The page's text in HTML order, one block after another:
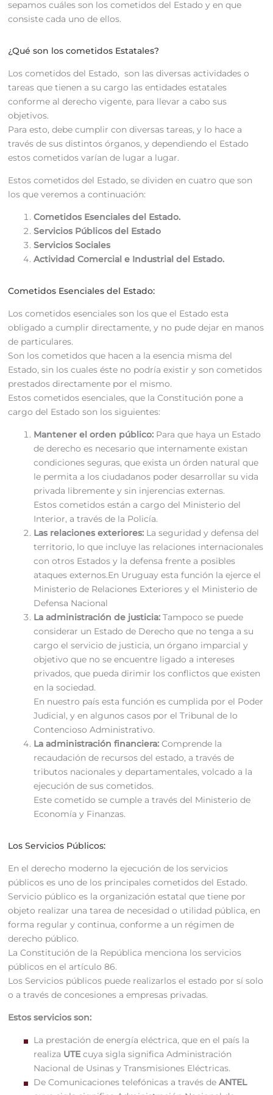
sepamos cuáles son los cometidos del Estado y en que
consiste cada uno de ellos.
¿Qué son los cometidos Estatales?
Los cometidos del Estado, son las diversas actividades o
tareas que tienen a su cargo las entidades estatales
conforme al derecho vigente, para llevar a cabo sus
objetivos.
Para esto, debe cumplir con diversas tareas, y lo hace a
través de sus distintos órganos, y dependiendo el Estado
estos cometidos varían de lugar a lugar.
Estos cometidos del Estado, se dividen en cuatro que son
los que veremos a continuación:
Cometidos Esenciales del Estado.
Servicios Públicos del Estado
Servicios Sociales
Actividad Comercial e Industrial del Estado.
Cometidos Esenciales del Estado:
Los cometidos esenciales son los que el Estado esta
obligado a cumplir directamente, y no pude dejar en manos
de particulares.
Son los cometidos que hacen a la esencia misma del
Estado, sin los cuales éste no podría existir y son cometidos
prestados directamente por el mismo.
Estos cometidos esenciales, que la Constitución pone a
cargo del Estado son los siguientes:
Mantener el orden público:Para que haya un Estado
de derecho es necesario que internamente existan
condiciones seguras, que exista un órden natural que
le permita a los ciudadanos poder desarrollar su vida
privada libremente y sin injerencias externas.
Estos cometidos están a cargo del Ministerio del
Interior, a través de la Policía.
Las relaciones exteriores: La seguridad y defensa del
territorio, lo que incluye las relaciones internacionales
con otros Estados y la defensa frente a posibles
ataques externos.En Uruguay esta función la ejerce el
Ministerio de Relaciones Exteriores y el Ministerio de
Defensa Nacional
La administración de justicia:Tampoco se puede
considerar un Estado de Derecho que no tenga a su
cargo el servicio de justicia, un órgano imparcial y
objetivo que no se encuentre ligado a intereses
privados, que pueda dirimir los conflictos que existen
en la sociedad.
En nuestro país esta función es cumplida por el Poder
Judicial, y en algunos casos por el Tribunal de lo
Contencioso Administrativo.
La administración financiera:Comprende la
recaudación de recursos del estado, a través de
tributos nacionales y departamentales, volcado a la
ejecución de sus cometidos.
Este cometido se cumple a través del Ministerio de
Economía y Finanzas.
Los Servicios Públicos:
En el derecho moderno la ejecución de los servicios
públicos es uno de los principales cometidos del Estado.
Servicio público es la organización estatal que tiene por
objeto realizar una tarea de necesidad o utilidad pública, en
forma regular y continua, conforme a un régimen de
derecho público.
La Constitución de la República menciona los servicios
públicos en el artículo 86.
Los Servicios públicos puede realizarlos el estado por sí solo
o a través de concesiones a empresas privadas.
Estos servicios son:
La prestación de energía eléctrica, que en el país la
realiza UTE cuya sigla significa Administración
Nacional de Usinas y Transmisiones Eléctricas.
De Comunicaciones telefónicas a través deANTEL